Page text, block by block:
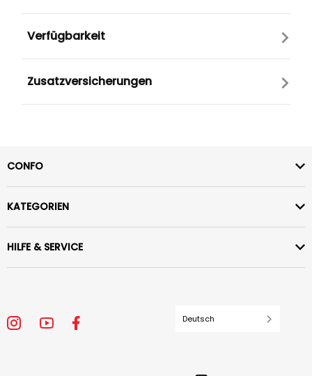
Verfügbarkeit
Zusatzversicherungen
CONFO
KATEGORIEN
HILFE & SERVICE
Deutsch